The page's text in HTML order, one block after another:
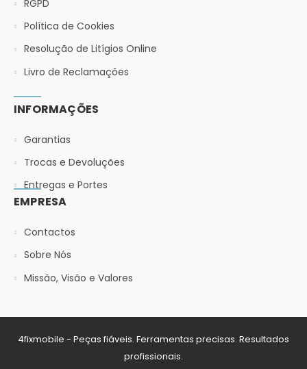
RGPD
Política de Cookies
Resolução de Litígios Online
Livro de Reclamações
INFORMAÇÕES
Garantias
Trocas e Devoluções
Entregas e Portes
EMPRESA
Contactos
Sobre Nós
Missão, Visão e Valores
4fixmobile - Peças fiáveis. Ferramentas precisas. Resultados
profissionais.